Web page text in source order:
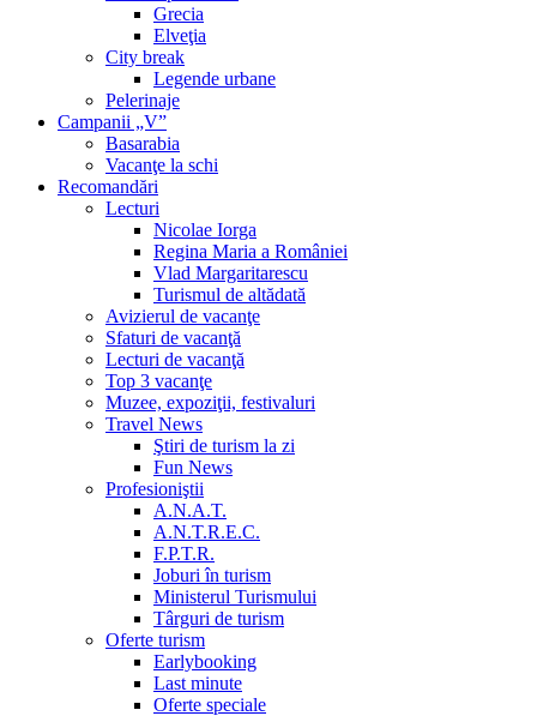
Grecia
Elveţia
City break
Legende urbane
Pelerinaje
Campanii „V”
Basarabia
Vacanţe la schi
Recomandări
Lecturi
Nicolae Iorga
Regina Maria a României
Vlad Margaritarescu
Turismul de altădată
Avizierul de vacanţe
Sfaturi de vacanţă
Lecturi de vacanţă
Top 3 vacanţe
Muzee, expoziţii, festivaluri
Travel News
Ştiri de turism la zi
Fun News
Profesioniştii
A.N.A.T.
A.N.T.R.E.C.
F.P.T.R.
Joburi în turism
Ministerul Turismului
Târguri de turism
Oferte turism
Earlybooking
Last minute
Oferte speciale